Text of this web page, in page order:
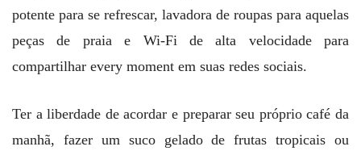
potente para se refrescar, lavadora de roupas para aquelas
peças de praia e Wi-Fi de alta velocidade para
compartilhar every moment em suas redes sociais.
Ter a liberdade de acordar e preparar seu próprio café da
manhã, fazer um suco gelado de frutas tropicais ou